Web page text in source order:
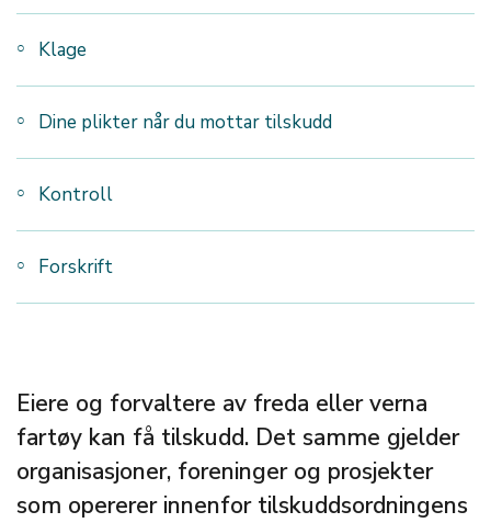
Klage
Dine plikter når du mottar tilskudd
Kontroll
Forskrift
Eiere og forvaltere av freda eller verna
fartøy kan få tilskudd. Det samme gjelder
organisasjoner, foreninger og prosjekter
som opererer innenfor tilskuddsordningens